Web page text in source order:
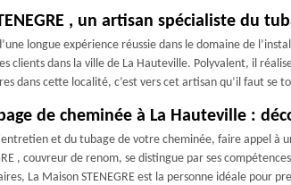
, un artisan spécialiste du
longue expérience réussie dans le domaine de
clients dans la ville de La Hauteville. Polyvalent, il
dans cette localité, c’est vers cet artisan qu’il faut se
de cheminée à La Hauteville :
et du tubage de votre cheminée, faire appel
, couvreur de renom, se distingue par ses
La Maison STENEGRE est la personne idéale pour